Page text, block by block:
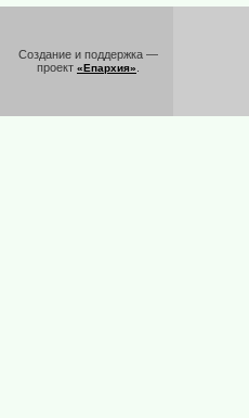
Создание и поддержка —
проект «Епархия»